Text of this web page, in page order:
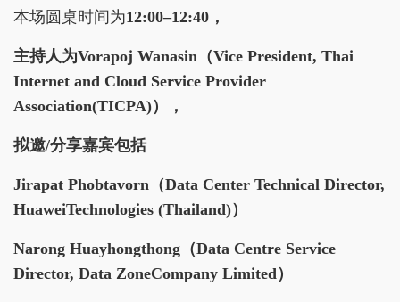
本场圆桌时间为12:00–12:40 ，
主持人为Vorapoj Wanasin（Vice President, Thai
Internet and Cloud Service Provider
Association(TICPA)），
拟邀/分享嘉宾包括
Jirapat Phobtavorn （Data Center Technical Director,
HuaweiTechnologies (Thailand)）
Narong Huayhongthong （Data Centre Service
Director, Data ZoneCompany Limited）